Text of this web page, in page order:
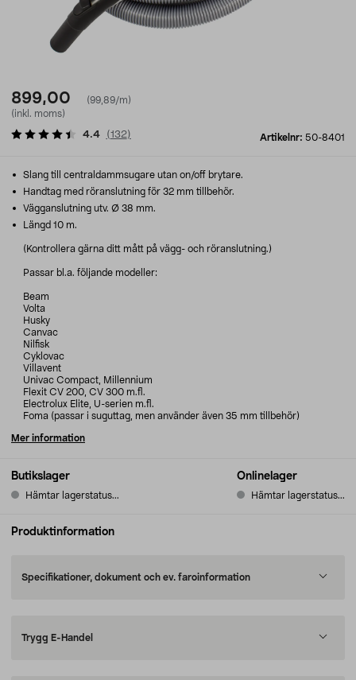
899,00
(99,89/m)
(inkl. moms)
Artikelnr: 50-8401
4.4 (132)
Butikslager
Hämtar lagerstatus...
Onlinelager
Hämtar lagerstatus...
Slang till centraldammsugare utan on/off brytare.
Handtag med röranslutning för 32 mm tillbehör.
Vägganslutning utv. Ø 38 mm.
Längd 10 m.
(Kontrollera gärna ditt mått på vägg- och röranslutning.)
Passar bl.a. följande modeller:
Beam
Volta
Husky
Canvac
Nilfisk
Cyklovac
Villavent
Univac Compact, Millennium
Flexit CV 200, CV 300 m.fl.
Electrolux Elite, U-serien m.fl.
Foma (passar i suguttag, men använder även 35 mm tillbehör)
Mer information
Produktinformation
Specifikationer, dokument och ev. faroinformation
Trygg E-Handel